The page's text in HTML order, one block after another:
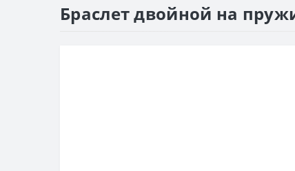
Браслет двойной на